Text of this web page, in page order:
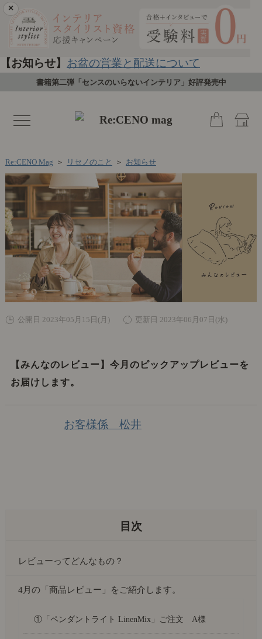
×
【お知らせ】 お盆の営業と配送について
書籍第二弾「センスのいらないインテリア」好評発売中
toggle
navigation
Re:CENO Mag ＞ リセノのこと ＞ お知らせ
公開日 2023年05月15日(月) 更新日 2023年06月07日(水)
【みんなのレビュー】今月のピックアップレビューを
お届けします。
お客様係 松井
レビューってどんなもの？
4月の「商品レビュー」をご紹介します。
①「ペンダントライト LinenMix」ご注文 A様